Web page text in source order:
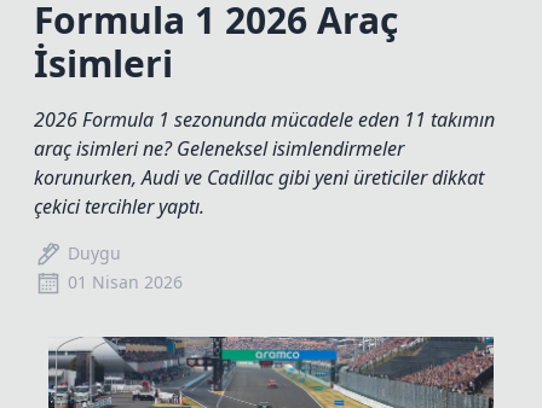
Formula 1 2026 Araç
İsimleri
2026 Formula 1 sezonunda mücadele eden 11 takımın
araç isimleri ne? Geleneksel isimlendirmeler
korunurken, Audi ve Cadillac gibi yeni üreticiler dikkat
çekici tercihler yaptı.
Duygu
01 Nisan 2026